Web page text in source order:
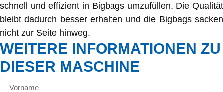
schnell und effizient in Bigbags umzufüllen. Die Qualität
bleibt dadurch besser erhalten und die Bigbags sacken
nicht zur Seite hinweg.
WEITERE INFORMATIONEN ZU
DIESER MASCHINE